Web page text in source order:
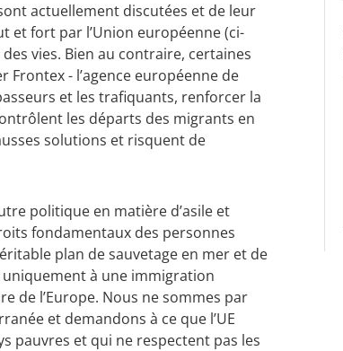
actuellement discutées et de leur
et fort par l’Union européenne (ci-
vies. Bien au contraire, certaines
Frontex - l’agence européenne de
et les trafiquants, renforcer la
les départs des migrants en
solutions et risquent de
politique en matière d’asile et
fondamentaux des personnes
plan de sauvetage en mer et de
à une immigration
de l’Europe. Nous ne sommes par
et demandons à ce que l’UE
pauvres et qui ne respectent pas les